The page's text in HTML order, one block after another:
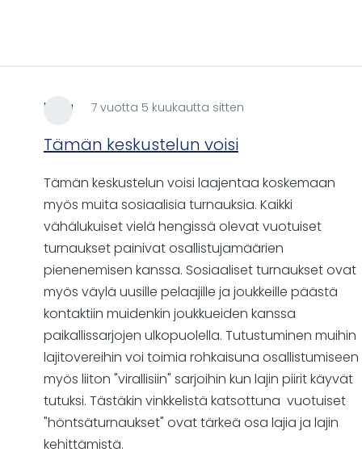
Mica 7 vuotta 5 kuukautta sitten
Tämän keskustelun voisi
Tämän keskustelun voisi laajentaa koskemaan
myös muita sosiaalisia turnauksia. Kaikki
vähälukuiset vielä hengissä olevat vuotuiset
turnaukset painivat osallistujamäärien
pienenemisen kanssa. Sosiaaliset turnaukset ovat
myös väylä uusille pelaajille ja joukkeille päästä
kontaktiin muidenkin joukkueiden kanssa
paikallissarjojen ulkopuolella. Tutustuminen muihin
lajitovereihin voi toimia rohkaisuna osallistumiseen
myös liiton "virallisiin" sarjoihin kun lajin piirit käyvät
tutuksi. Tästäkin vinkkelistä katsottuna vuotuiset
"höntsäturnaukset" ovat tärkeä osa lajia ja lajin
kehittämistä.